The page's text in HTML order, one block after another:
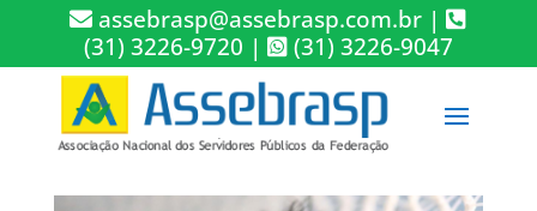
assebrasp@assebrasp.com.br |
(31) 3226-9720 | (31) 3226-9047